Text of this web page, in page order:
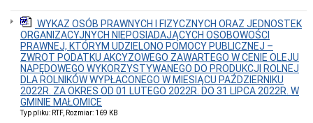
Małomicach
zarządzone
maja
2022
Referendum
ogólnokrajowe
WYKAZ OSÓB PRAWNYCH I FIZYCZNYCH ORAZ JEDNOSTEK
ORGANIZACYJNYCH NIEPOSIADAJĄCYCH OSOBOWOŚCI
PRAWNEJ, KTÓRYM UDZIELONO POMOCY PUBLICZNEJ –
ZWROT PODATKU AKCYZOWEGO ZAWARTEGO W CENIE OLEJU
NAPĘDOWEGO WYKORZYSTYWANEGO DO PRODUKCJI ROLNEJ
DLA ROLNIKÓW WYPŁACONEGO W MIESIĄCU PAŹDZIERNIKU
2022R. ZA OKRES OD 01 LUTEGO 2022R. DO 31 LIPCA 2022R. W
GMINIE MAŁOMICE
Typ pliku: RTF, Rozmiar: 169 KB